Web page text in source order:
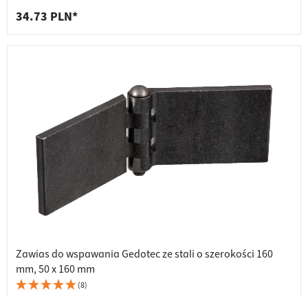
34.73 PLN*
Zawias do wspawania Gedotec ze stali o szerokości 160
mm, 50 x 160 mm
(8)